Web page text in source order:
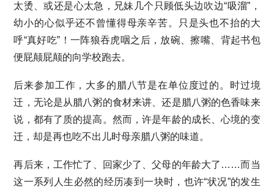
太烫、或还是心太急，兄妹几个只顾低头边吹边“吸溜”，
幼小的心似乎还不曾懂得母亲辛苦。只是头也不抬的大
呼“真好吃”！一阵狼吞虎咽之后，放碗、擦嘴、背起书包
便屁颠屁颠的向学校跑去。
后来参加工作，大多的腊八节是在单位度过的。时过境
迁，无论是从腊八粥的食材来讲、还是腊八粥的色香味来
说，都有了质的提高。然而，许是年龄的成长、心境的变
迁，却是再也吃不出儿时母亲腊八粥的味道。
再后来，工作忙了、回家少了、父母的年龄大了……而当
这一系列人生必然的经历凑到一块时，也许“状况”的发生